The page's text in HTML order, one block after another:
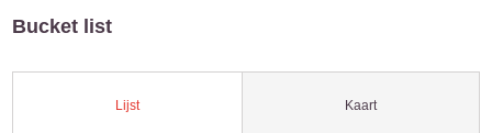
Bucket list
Lijst Kaart